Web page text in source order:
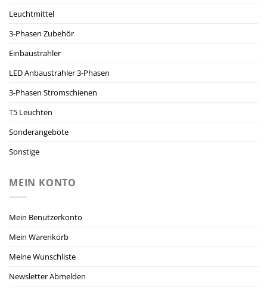
Leuchtmittel
3-Phasen Zubehör
Einbaustrahler
LED Anbaustrahler 3-Phasen
3-Phasen Stromschienen
T5 Leuchten
Sonderangebote
Sonstige
MEIN KONTO
Mein Benutzerkonto
Mein Warenkorb
Meine Wunschliste
Newsletter Abmelden